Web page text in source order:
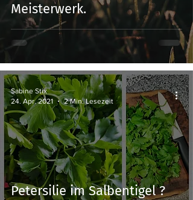
Meisterwerk.
Petersilie im Salbentigel ?
Sabine Stix
24. Apr. 2021
2 Min. Lesezeit